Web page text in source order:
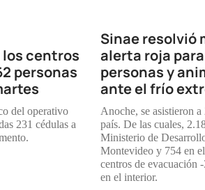
centros
personas
del operativo
231 cédulas a
Sinae resolvió
alerta roja
personas y
ante el frío
Anoche, se asistieron
país. De las cuales,
Ministerio de
Montevideo y 754 en
centros de evacuación
en el interior.